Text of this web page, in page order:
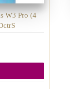
W3 Pro (4